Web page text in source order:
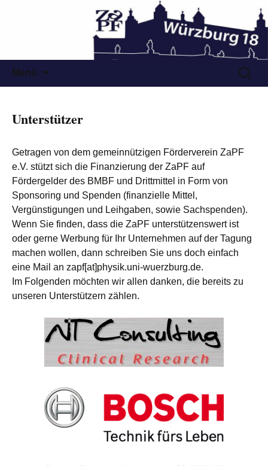
Menü
Suchen
nach:
Unterstützer
Getragen von dem gemeinnützigen Förderverein ZaPF
e.V. stützt sich die Finanzierung der ZaPF auf
Fördergelder des BMBF und Drittmittel in Form von
Sponsoring und Spenden (finanzielle Mittel,
Vergünstigungen und Leihgaben, sowie Sachspenden).
Wenn Sie finden, dass die ZaPF unterstützenswert ist
oder gerne Werbung für Ihr Unternehmen auf der Tagung
machen wollen, dann schreiben Sie uns doch einfach
eine Mail an zapf[at]physik.uni-wuerzburg.de.
Im Folgenden möchten wir allen danken, die bereits zu
unseren Unterstützern zählen.